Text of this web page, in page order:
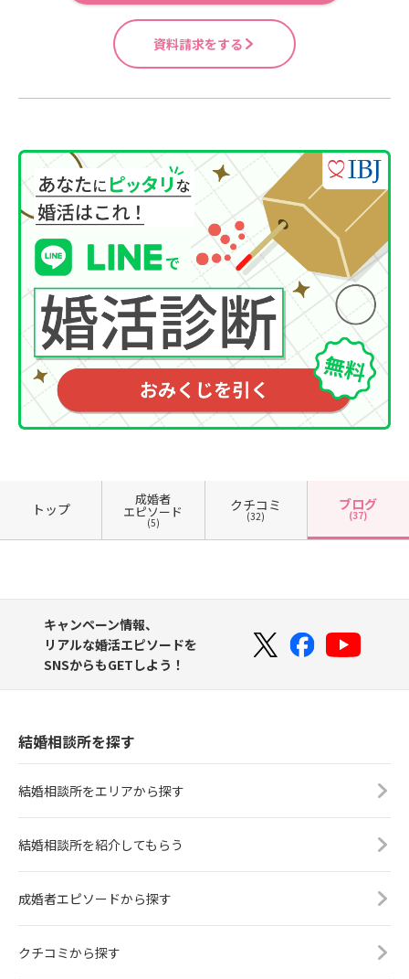
資料請求をする
トップ
成婚者
エピソード
(5)
クチコミ
(32)
ブログ
(37)
キャンペーン情報、
リアルな婚活エピソードを
SNSからもGETしよう！
結婚相談所を探す
結婚相談所をエリアから探す
結婚相談所を紹介してもらう
成婚者エピソードから探す
クチコミから探す